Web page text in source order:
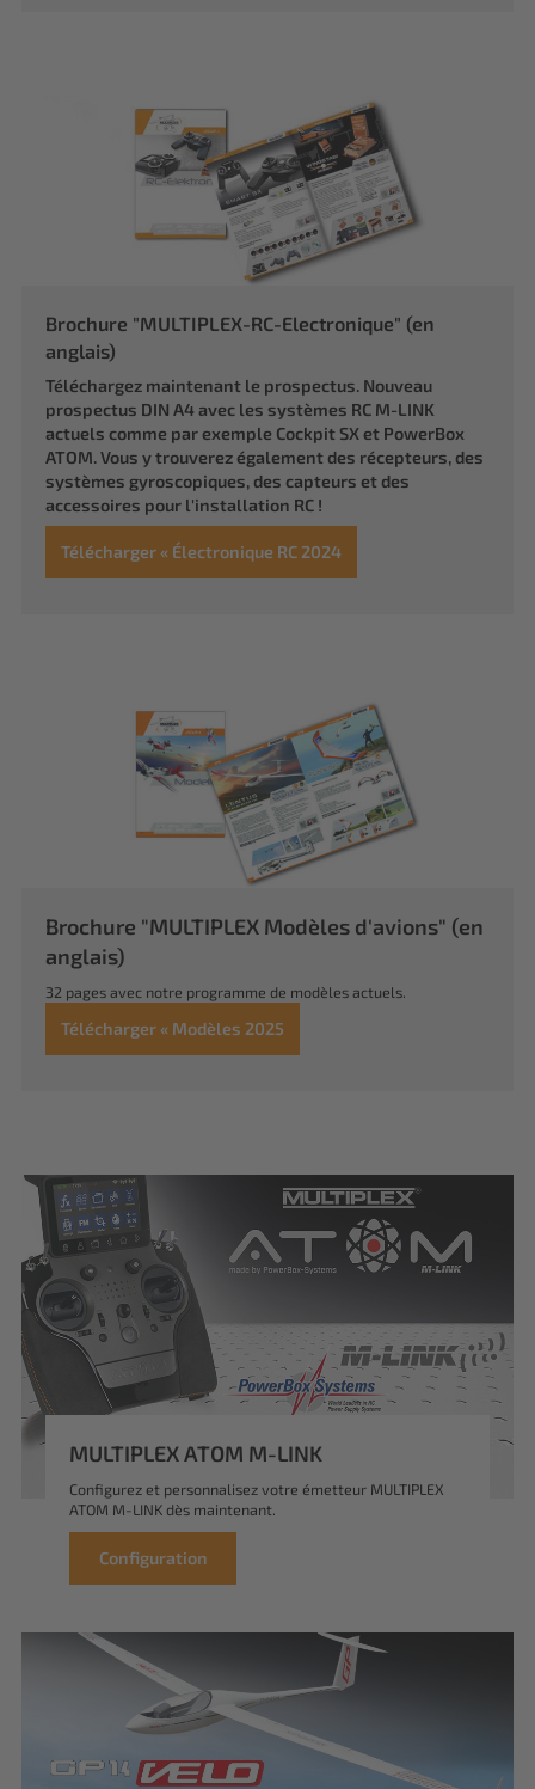
Brochure "MULTIPLEX-RC-Electronique" (en
anglais)
Téléchargez maintenant le prospectus. Nouveau
prospectus DIN A4 avec les systèmes RC M-LINK
actuels comme par exemple Cockpit SX et PowerBox
ATOM. Vous y trouverez également des récepteurs, des
systèmes gyroscopiques, des capteurs et des
accessoires pour l'installation RC !
Télécharger « Électronique RC 2024
Brochure "MULTIPLEX Modèles d'avions" (en
anglais)
32 pages avec notre programme de modèles actuels.
Télécharger « Modèles 2025
MULTIPLEX ATOM M-LINK
Configurez et personnalisez votre émetteur MULTIPLEX
ATOM M-LINK dès maintenant.
Configuration